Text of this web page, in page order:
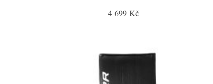
4 699 Kč